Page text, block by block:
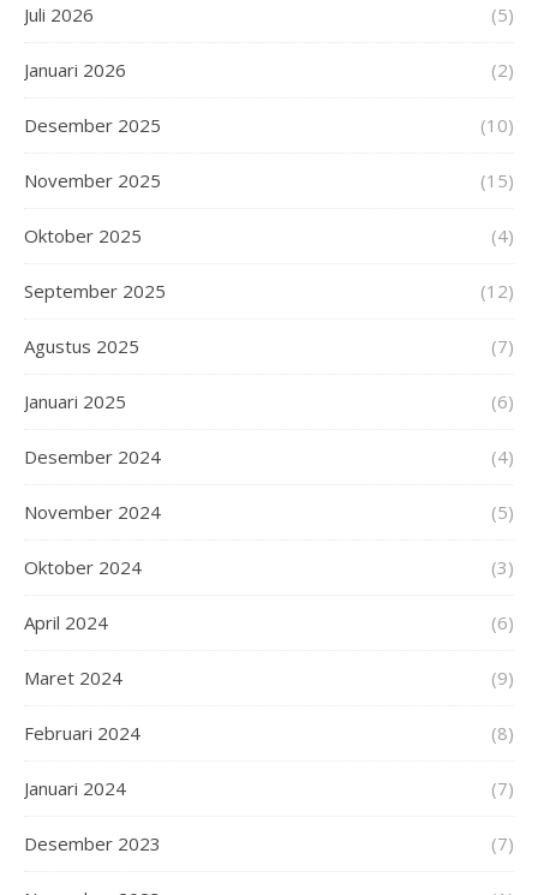
Juli 2026 (5)
Januari 2026 (2)
Desember 2025 (10)
November 2025 (15)
Oktober 2025 (4)
September 2025 (12)
Agustus 2025 (7)
Januari 2025 (6)
Desember 2024 (4)
November 2024 (5)
Oktober 2024 (3)
April 2024 (6)
Maret 2024 (9)
Februari 2024 (8)
Januari 2024 (7)
Desember 2023 (7)